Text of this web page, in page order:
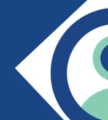
SEARCH ENGINE